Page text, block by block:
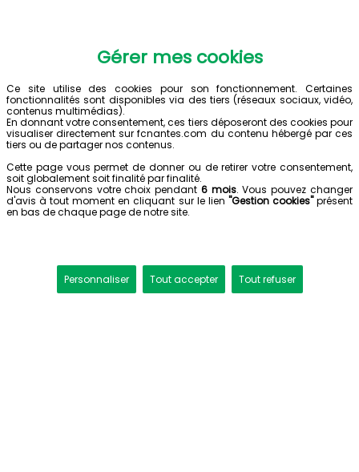
Gérer mes cookies
Ce site utilise des cookies pour son fonctionnement. Certaines
fonctionnalités sont disponibles via des tiers (réseaux sociaux, vidéo,
contenus multimédias).
En donnant votre consentement, ces tiers déposeront des cookies pour
visualiser directement sur fcnantes.com du contenu hébergé par ces
tiers ou de partager nos contenus.
Cette page vous permet de donner ou de retirer votre consentement,
soit globalement soit finalité par finalité.
Nous conservons votre choix pendant 6 mois. Vous pouvez changer
d'avis à tout moment en cliquant sur le lien "Gestion cookies"présent
en bas de chaque page de notre site.
Personnaliser Tout accepter Tout refuser